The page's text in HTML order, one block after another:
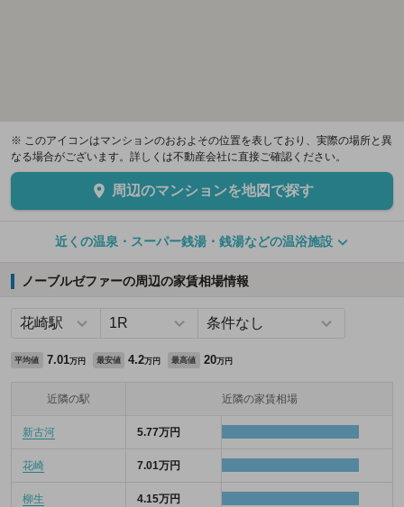
※ このアイコンはマンションのおおよその位置を表しており、実際の場所と異
なる場合がございます。詳しくは不動産会社に直接ご確認ください。
周辺のマンションを地図で探す
近くの温泉・スーパー銭湯・銭湯などの温浴施設
ノーブルゼファーの周辺の家賃相場情報
平均値 7.01万円 最安値 4.2万円 最高値 20万円
近隣の駅 近隣の家賃相場
新古河 5.77万円
花崎 7.01万円
柳生 4.15万円